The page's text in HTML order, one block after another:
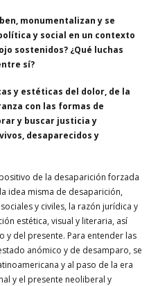
monumentalizan y se
y social en un contexto
sostenidos? ¿Qué luchas
sí?
y estéticas del dolor, de la
con las formas de
y buscar justicia y
desaparecidos y
de la desaparición forzada
idea misma de desaparición,
y civiles, la razón jurídica y
estética, visual y literaria, así
y del presente. Para entender las
anómico y de desamparo, se
y al paso de la era
y el presente neoliberal y